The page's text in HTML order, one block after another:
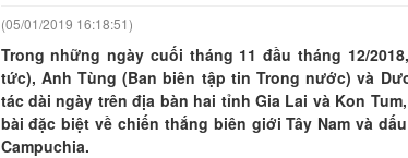
(05/01/2019 16:18:51)
Trong những ngày cuối tháng 11 đầu tháng 12/
tức), Anh Tùng (Ban biên tập tin Trong nước) và
tác dài ngày trên địa bàn hai tỉnh Gia Lai và Kon
bài đặc biệt về chiến thắng biên giới Tây Nam và
Campuchia.